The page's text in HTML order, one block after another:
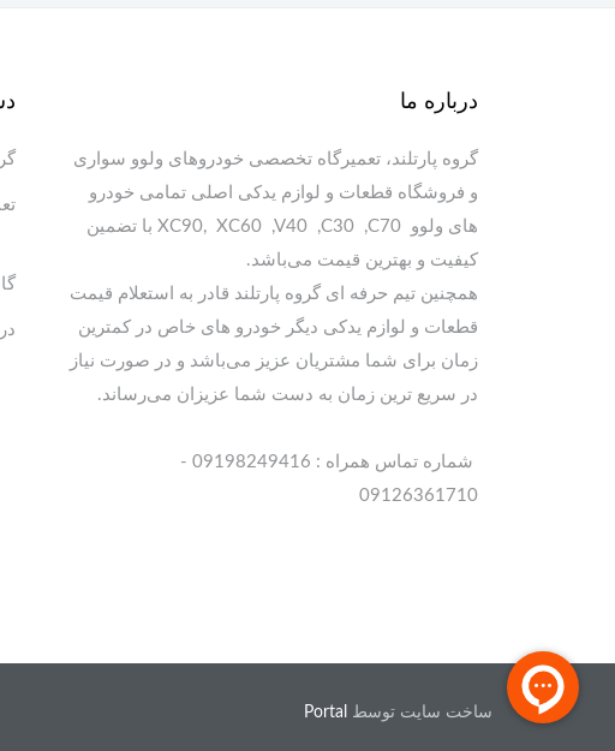
درباره ما
گروه پارتلند، تعمیرگاه تخصصی خودروهای ولوو سواری
و فروشگاه قطعات و لوازم یدکی اصلی تمامی خودرو
های ولوو XC90, XC60 ,V40 ,C30 ,C70 با تضمین
کیفیت و بهترین قیمت می‌باشد.
همچنین تیم حرفه ای گروه پارتلند قادر به استعلام قیمت
قطعات و لوازم یدکی دیگر خودرو های خاص در کمترین
زمان برای شما مشتریان عزیز می‌باشد و در صورت نیاز
در سریع ترین زمان به دست شما عزیزان می‌رساند.
شماره تماس همراه : 09198249416 -
09126361710
ساخت سایت توسط Portal